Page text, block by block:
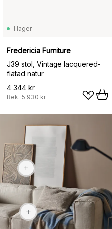
I lager
Fredericia Furniture
J39 stol, Vintage lacquered-
flätad natur
4 344 kr
Rek. 5 930 kr
23 929 kr
309 kr